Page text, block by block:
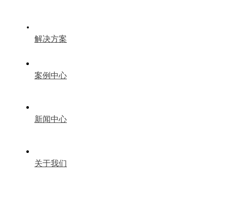
解决方案
案例中心
新闻中心
关于我们